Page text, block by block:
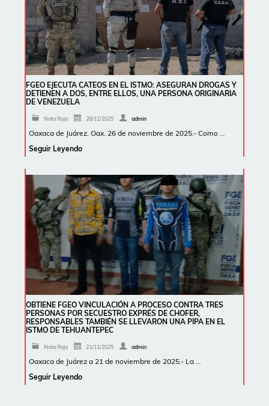
FGEO EJECUTA CATEOS EN EL ISTMO: ASEGURAN DROGAS Y
DETIENEN A DOS, ENTRE ELLOS, UNA PERSONA ORIGINARIA
DE VENEZUELA
Nota Roja 26/11/2025 admin
Oaxaca de Juárez, Oax. 26 de noviembre de 2025.- Como …
Seguir Leyendo
OBTIENE FGEO VINCULACIÓN A PROCESO CONTRA TRES
PERSONAS POR SECUESTRO EXPRÉS DE CHOFER,
RESPONSABLES TAMBIÉN SE LLEVARON UNA PIPA EN EL
ISTMO DE TEHUANTEPEC
Nota Roja 21/11/2025 admin
Oaxaca de Juárez a 21 de noviembre de 2025.- La …
Seguir Leyendo